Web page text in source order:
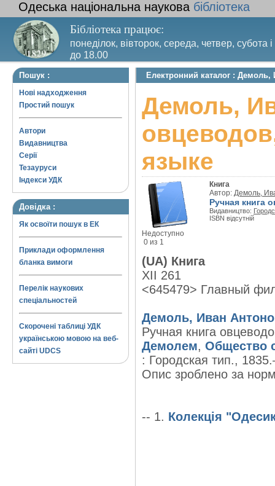
Одеська національна наукова бібліотека
Бібліотека працює:
понеділок, вівторок, середа, четвер, субота
до 18.00
Вихідний день – п’ятниця. Останній четвер
Пошук :
Нові надходження
Простий пошук
Автори
Видавництва
Серії
Тезауруси
Індекси УДК
Довідка :
Як освоїти пошук в ЕК
Приклади оформлення
бланка вимоги
Перелік наукових
спеціальностей
Скорочені таблиці УДК
українською мовою на веб-
сайті UDCS
Електронний каталог :
Демоль,
языке
Недоступно
0 из 1
Книга
Автор: Демоль,
Ручная книга
Видавництво:
ISBN відсутній
(UA) Книга
XII 261
<645479> Главный
Демоль, Иван
Ручная книга
Демолем, Общество
: Городская тип.,
Опис зроблено за
-- 1. Колекція